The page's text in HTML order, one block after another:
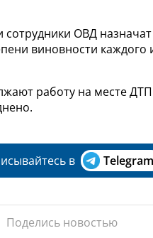
ОВД
виновности каждого
работу на месте
в Telegram
Поделись новостью